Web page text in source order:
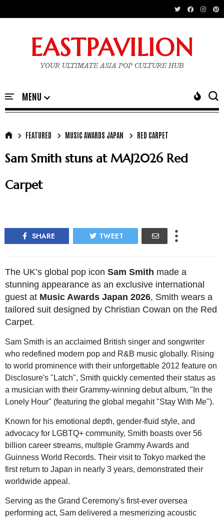
EASTPAVILION
YOUR ULTIMATE ASIA POP CULTURE HUB
FEATURED MUSIC AWARDS JAPAN RED CARPET
Sam Smith stuns at MAJ2026 Red
Carpet
SHARE TWEET
The UK’s global pop icon Sam Smith made a
stunning appearance as an exclusive international
guest at Music Awards Japan 2026, Smith wears a
tailored suit designed by Christian Cowan on the Red
Carpet.
Sam Smith is an acclaimed British singer and songwriter
who redefined modern pop and R&B music globally. Rising
to world prominence with their unforgettable 2012 feature on
Disclosure's "Latch", Smith quickly cemented their status as
a musician with their Grammy-winning debut album, "In the
Lonely Hour" (featuring the global megahit "Stay With Me").
Known for his emotional depth, gender-fluid style, and
advocacy for LGBTQ+ community, Smith boasts over 56
billion career streams, multiple Grammy Awards and
Guinness World Records. Their visit to Tokyo marked the
first return to Japan in nearly 3 years, demonstrated their
worldwide appeal.
Serving as the Grand Ceremony's first-ever oversea
performing act, Sam delivered a mesmerizing acoustic